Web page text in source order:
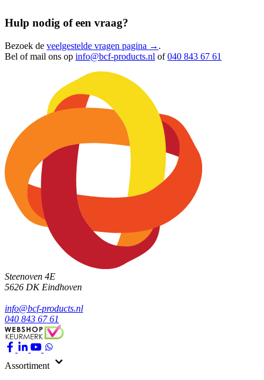
Hulp nodig of een vraag?
Bezoek de veelgestelde vragen pagina → .
Bel of mail ons op info@bcf-products.nl of040 843 67 61
Steenoven 4E
5626 DK Eindhoven
info@bcf-products.nl
040 843 67 61
Assortiment